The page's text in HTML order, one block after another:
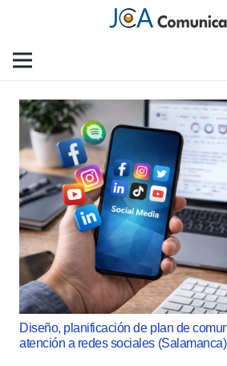
Diseño, planificación de plan de
atención a redes sociales (Salamanca)